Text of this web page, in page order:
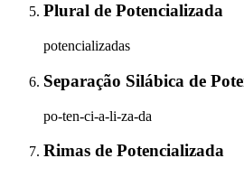
Plural de Potencializada
potencializadas
Separação Silábica de
po-ten-ci-a-li-za-da
Rimas de Potencializada